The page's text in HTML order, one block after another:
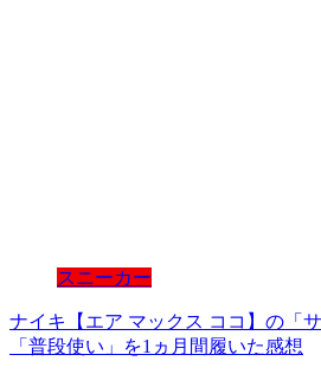
スニーカー
ナイキ【エア マックス ココ】の「
「普段使い」を1ヵ月間履いた感想